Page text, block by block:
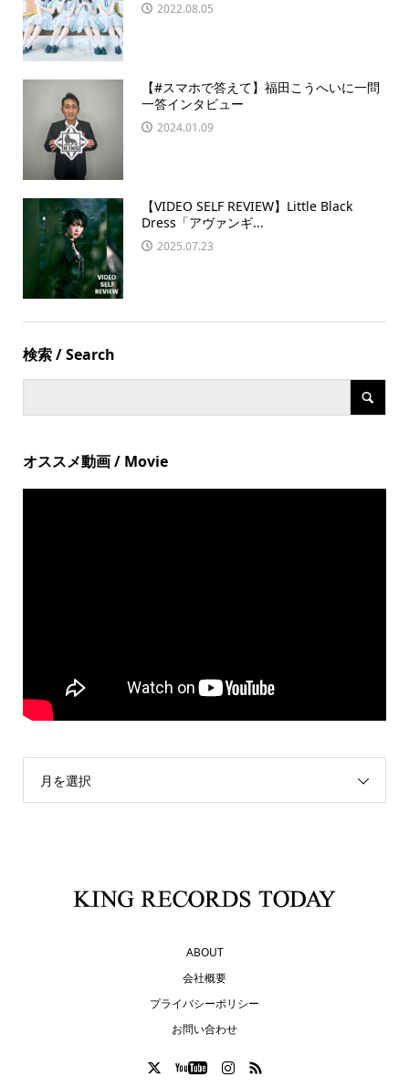
2022.08.05
【#スマホで答えて】福田こうへいに一問
一答インタビュー
2024.01.09
【VIDEO SELF REVIEW】Little Black
Dress「アヴァンギ...
2025.07.23
検索 / Search
オススメ動画 / Movie
月を選択
ABOUT
会社概要
プライバシーポリシー
お問い合わせ